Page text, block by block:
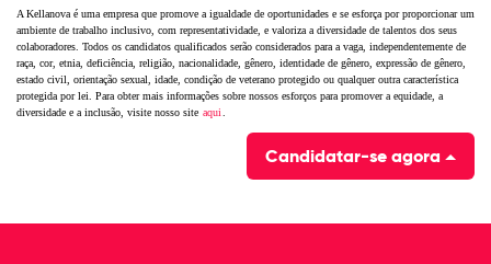
A Kellanova é uma empresa que promove a igualdade de oportunidades e se esforça por proporcionar um
ambiente de trabalho inclusivo, com representatividade, e valoriza a diversidade de talentos dos seus
colaboradores. Todos os candidatos qualificados serão considerados para a vaga, independentemente de
raça, cor, etnia, deficiência, religião, nacionalidade, gênero, identidade de gênero, expressão de gênero,
estado civil, orientação sexual, idade, condição de veterano protegido ou qualquer outra característica
protegida por lei. Para obter mais informações sobre nossos esforços para promover a equidade, a
diversidade e a inclusão, visite nosso site aqui.
Candidatar-se agora